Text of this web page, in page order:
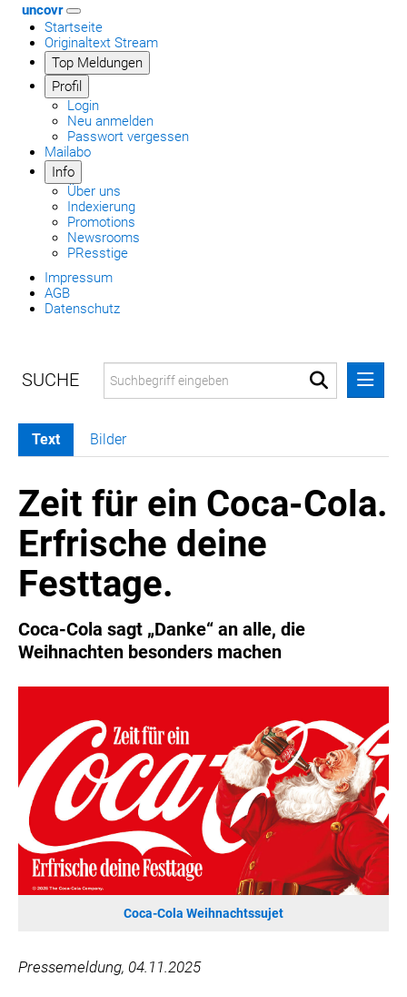
uncovr
Startseite
Originaltext Stream
Top Meldungen
Profil
Login
Neu anmelden
Passwort vergessen
Mailabo
Info
Über uns
Indexierung
Promotions
Newsrooms
PResstige
Impressum
AGB
Datenschutz
MELDUNGEN
COCA-COLA
Coca-Cola CUP
COCA-COLA HBC ÖSTERREICH
RÖMERQUELLE
ÖSTERREICHISCHE SPORTHILFE
KESCH
BARFLY'S CLUB
SPORTS MEDIA AUSTRIA
RECYCLEMICH-INITIATIVE
VIER HOCH VIER
ALFIES
HANNERSBERG
WILHELM-EXNER-MEDAILLEN STIFTUNG
ADMIRAL SPORTWETTEN
EWP RECYCLING PFAND ÖSTERREICH
IMPERIAL MARKETS
Text Bilder
Zeit für ein Coca-Cola.
Erfrische deine
Festtage.
Coca-Cola sagt „Danke“ an alle, die
Weihnachten besonders machen
Coca-Cola Weihnachtssujet
Pressemeldung, 04.11.2025